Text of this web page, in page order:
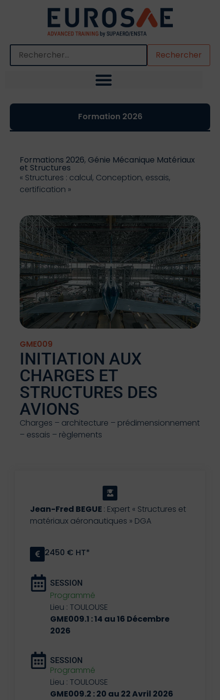
Quand les résultats de l'auto-complétion sont
Formation 2026
Formations 2026, Génie Mécanique Matériaux
et Structures
« Structures : calcul, Conception, essais,
certification »
GME009
INITIATION AUX
CHARGES ET
STRUCTURES DES
AVIONS
Charges – architecture – prédimensionnement
– essais – règlements
Jean-Fred BEGUE : Expert « Structures et
matériaux aéronautiques » DGA
2450 € HT*
SESSION
Programmé
Lieu : TOULOUSE
GME009.1 : 14 au 16 Décembre
2026
SESSION
Programmé
Lieu : TOULOUSE
GME009.2 : 20 au 22 Avril 2026